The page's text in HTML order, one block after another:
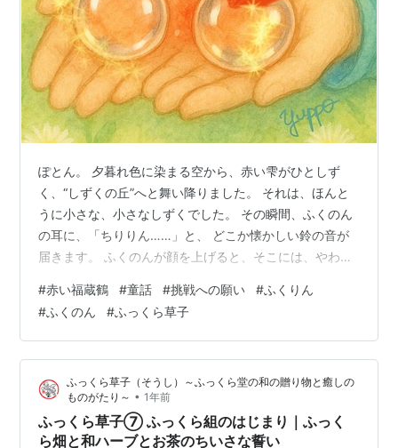
ぽとん。 夕暮れ色に染まる空から、赤い雫がひとしず
く、“しずくの丘”へと舞い降りました。 それは、ほんと
うに小さな、小さなしずくでした。 その瞬間、ふくのん
の耳に、「ちりりん……」と、 どこか懐かしい鈴の音が
届きます。 ふくのんが顔を上げると、そこには、やわら
た。 赤い前掛けをふわりと揺らしながら、泉のほとりに
そっと立っています。 「ふくのんよ……ほら、見てごら
んなさい」 ふくりんの声は、風に溶けるように、やさし
く響きました。 ふくのんが、そっと手のひらを差し出す
と―― 赤い雫はふわりと宙に浮かび、光の羽をまとった
折り鶴へと、しずかに姿を変えま…
#赤い福蔵鶴 #童話 #挑戦への願い #ふくりん
#ふくのん #ふっくら草子
ふっくら草子（そうし）～ふっくら堂の和の贈り物と癒しの
ものがたり～ • 1年前
ふっくら草子⑦ ふっくら組のはじまり｜ふっく
ら畑と和ハーブとお茶のちいさな誓い